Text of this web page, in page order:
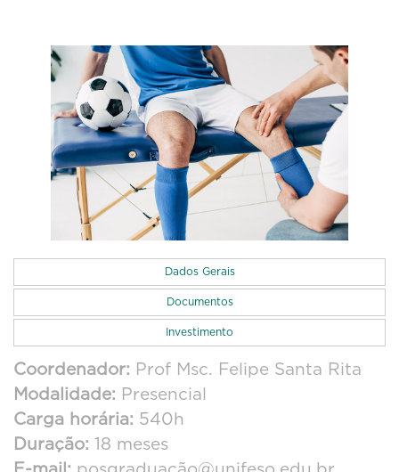
Dados Gerais
Documentos
Investimento
Coordenador: Prof Msc. Felipe Santa Rita
Modalidade: Presencial
Carga horária: 540h
Duração:
18 meses